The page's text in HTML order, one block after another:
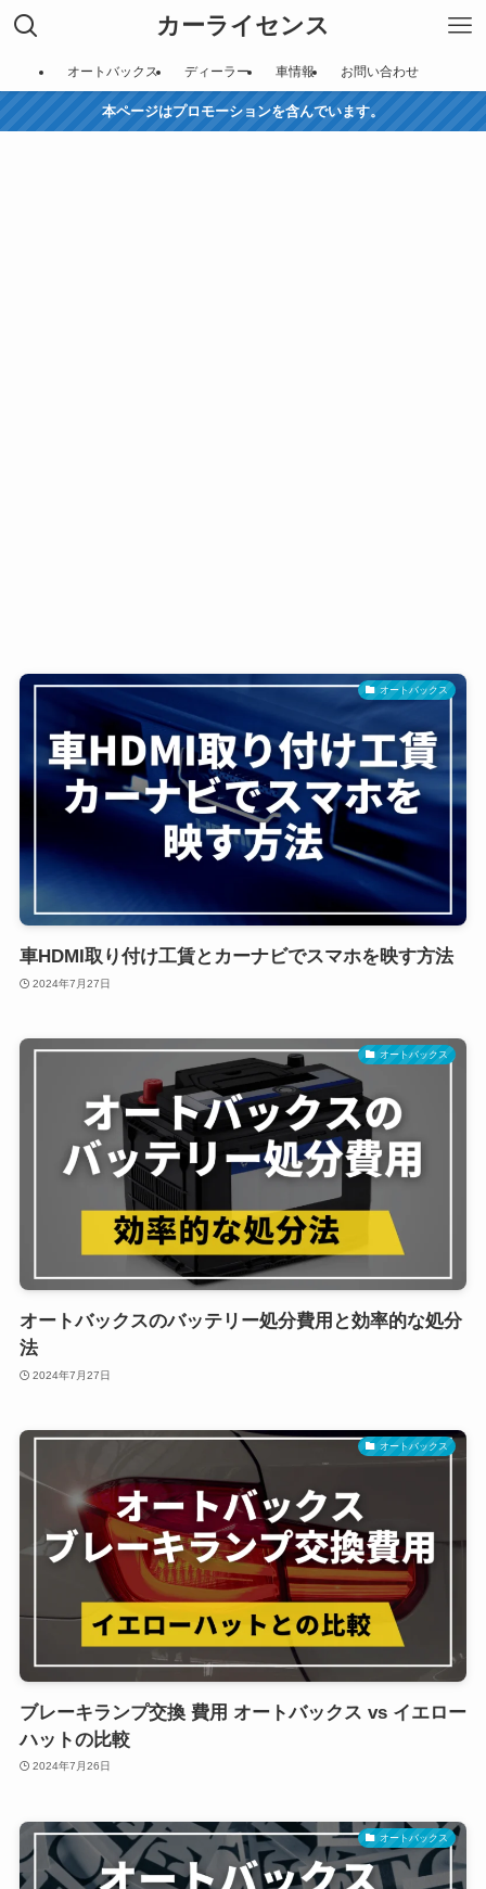
カーライセンス
オートバックス ディーラー 車情報 お問い合わせ
本ページはプロモーションを含んでいます。
オートバックス
車HDMI取り付け工賃とカーナビでスマホを映す方法
2024年7月27日
オートバックス
オートバックスのバッテリー処分費用と効率的な処分
法
2024年7月27日
オートバックス
ブレーキランプ交換 費用 オートバックス vs イエロー
ハットの比較
2024年7月26日
オートバックス